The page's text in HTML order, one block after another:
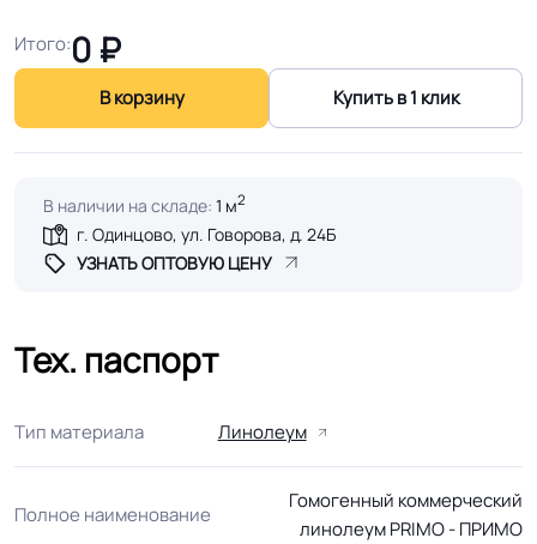
Итого:0 ₽
В корзину Купить в 1 клик
В наличии на складе: 1 м2
г. Одинцово, ул. Говорова, д. 24Б
УЗНАТЬ ОПТОВУЮ ЦЕНУ
Тех. паспорт
Тип материала Линолеум
Полное наименование
Гомогенный коммерческий
линолеум PRIMO - ПРИМО